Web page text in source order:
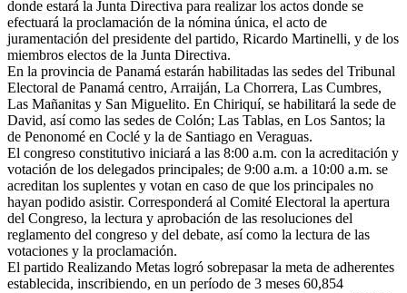
donde estará la Junta Directiva para realizar los actos donde se
efectuará la proclamación de la nómina única, el acto de
juramentación del presidente del partido, Ricardo Martinelli, y de los
miembros electos de la Junta Directiva.
En la provincia de Panamá estarán habilitadas las sedes del Tribunal
Electoral de Panamá centro, Arraiján, La Chorrera, Las Cumbres,
Las Mañanitas y San Miguelito. En Chiriquí, se habilitará la sede de
David, así como las sedes de Colón; Las Tablas, en Los Santos; la
de Penonomé en Coclé y la de Santiago en Veraguas.
El congreso constitutivo iniciará a las 8:00 a.m. con la acreditación y
votación de los delegados principales; de 9:00 a.m. a 10:00 a.m. se
acreditan los suplentes y votan en caso de que los principales no
hayan podido asistir. Corresponderá al Comité Electoral la apertura
del Congreso, la lectura y aprobación de las resoluciones del
reglamento del congreso y del debate, así como la lectura de las
votaciones y la proclamación.
El partido Realizando Metas logró sobrepasar la meta de adherentes
establecida, inscribiendo, en un período de 3 meses 60,854